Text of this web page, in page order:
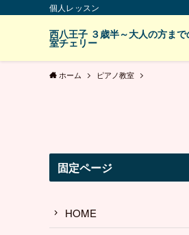
個人レッスン
西八王子 ３歳半～大人の方ま
室チェリー
ホーム ピアノ教室
固定ページ
HOME